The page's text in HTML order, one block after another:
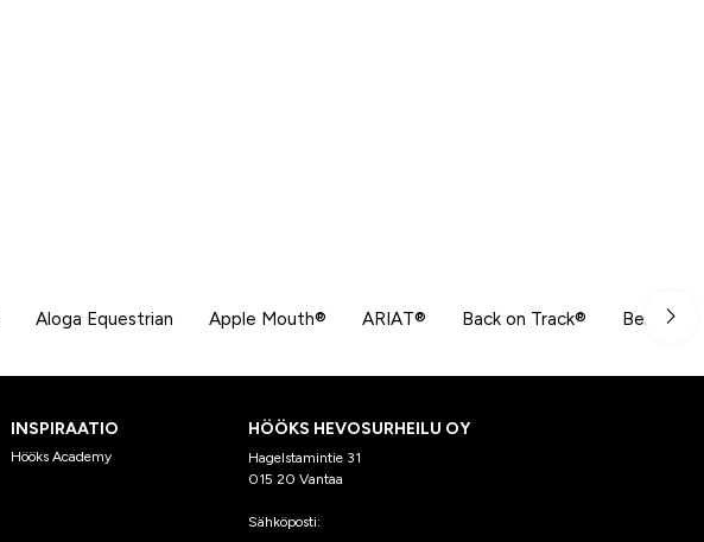
Aloga Equestrian Apple Mouth® ARIAT® Back on Track® Beris
INSPIRAATIO
Hööks Academy
HÖÖKS HEVOSURHEILU OY
Hagelstamintie 31
015 20 Vantaa
Sähköposti: